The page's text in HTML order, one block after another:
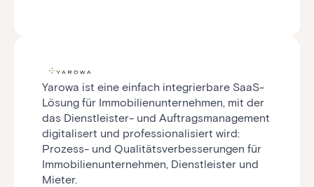
Yarowa ist eine einfach integrierbare SaaS-
Lösung für Immo­bilien­unter­nehmen, mit der
das Dienstleister- und Auftragsmanagement
digitalisert und professionalisiert wird:
Prozess- und Quali­täts­ver­besserungen für
Immo­bilien­unter­nehmen, Dienstleister und
Mieter.